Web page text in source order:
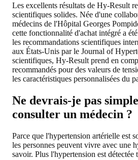
Les excellents résultats de Hy-Result
scientifiques solides. Née d'une
médecins de l'Hôpital Georges
cette fonctionnalité d'achat intégré a
les recommandations scientifiques
aux États-Unis par le Journal of
scientifiques, Hy-Result prend en
recommandés pour des valeurs de
les caractéristiques personnalisées du
Ne devrais-je pas
consulter un médecin ?
Parce que l'hypertension artérielle est
les personnes peuvent vivre avec une
savoir. Plus l'hypertension est détectée